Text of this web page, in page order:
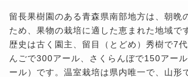
留長果樹園のある青森県南部地方は、朝晩
ため、果物の栽培に適した恵まれた地域で
歴史は古く園主、留目（とどめ）秀樹で7
んごで300アール、さくらんぼで150アー
ール）です。温室栽培は県内唯一で、山形